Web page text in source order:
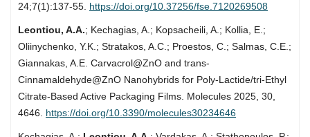
24;7(1):137-55. https://doi.org/10.37256/fse.7120269508
Leontiou, A.A.; Kechagias, A.; Kopsacheili, A.; Kollia, E.;
Oliinychenko, Y.K.; Stratakos, A.C.; Proestos, C.; Salmas, C.E.;
Giannakas, A.E. Carvacrol@ZnO and trans-
Cinnamaldehyde@ZnO Nanohybrids for Poly-Lactide/tri-Ethyl
Citrate-Based Active Packaging Films. Molecules 2025, 30,
4646. https://doi.org/10.3390/molecules30234646